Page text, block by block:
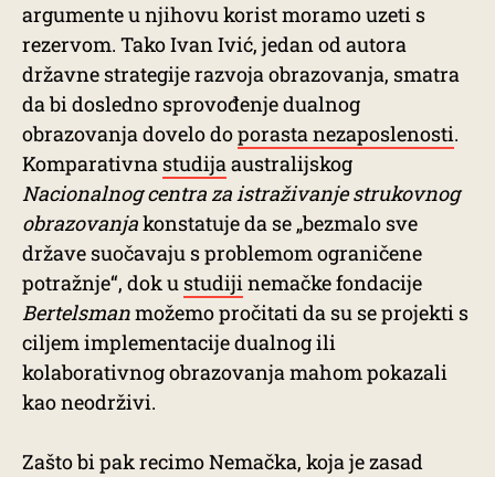
argumente u njihovu korist moramo uzeti s
rezervom. Tako Ivan Ivić, jedan od autora
državne strategije razvoja obrazovanja, smatra
da bi dosledno sprovođenje dualnog
obrazovanja dovelo doporasta nezaposlenosti.
Komparativna studijaaustralijskog
Nacionalnog centra za istraživanje strukovnog
obrazovanjakonstatuje da se „bezmalo sve
države suočavaju s problemom ograničene
potražnje“, dok u studijinemačke fondacije
Bertelsmanmožemo pročitati da su se projekti s
ciljem implementacije dualnog ili
kolaborativnog obrazovanja mahom pokazali
kao neodrživi.
Zašto bi pak recimo Nemačka, koja je zasad